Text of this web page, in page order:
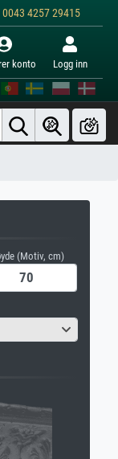
4257 29415
konto Logg inn
(Motiv, cm)